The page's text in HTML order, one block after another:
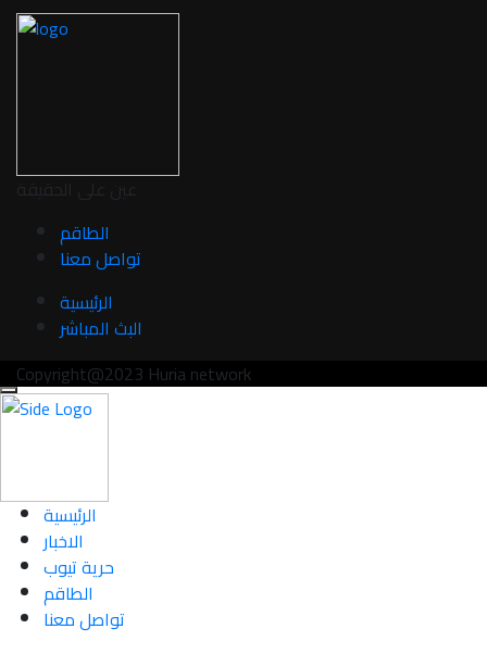
عين على الحقيقة
الطاقم
تواصل معنا
الرئيسية
البث المباشر
Copyright@2023 Huria network
الرئيسية
الاخبار
حرية تيوب
الطاقم
تواصل معنا